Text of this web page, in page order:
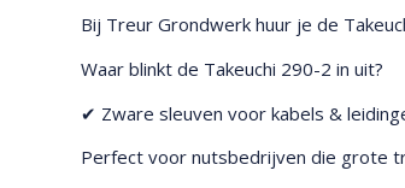
Bij Treur Grondwerk huur je de
Waar blinkt de Takeuchi 290-2 in uit?
✔ Zware sleuven voor kabels &
Perfect voor nutsbedrijven die grote